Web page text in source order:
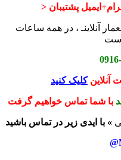
پشتیبان <
آنلاینـ ، در همه ساعات
آنلاینکلیک کنید
با شما تماس خواهیم گرفت
» با ایدی زیر در تماس باشید